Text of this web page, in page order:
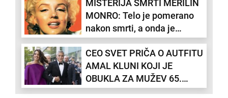
20 puta
MISTERIJA SMRTI MERILIN
MONRO: Telo je pomerano
nakon smrti, a onda je
sahranjena bez 3 organa?
CEO SVET PRIČA O AUTFITU
AMAL KLUNI KOJI JE
OBUKLA ZA MUŽEV 65.
ROĐENDAN: Pokazala noge